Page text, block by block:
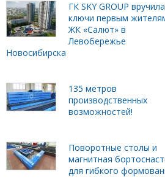
ГК SKY GROUP вручила
ключи первым
ЖК «Салют» в
Левобережье
Новосибирска
135 метров
производственных
возможностей!
Поворотные столы и
магнитная
для гибкого